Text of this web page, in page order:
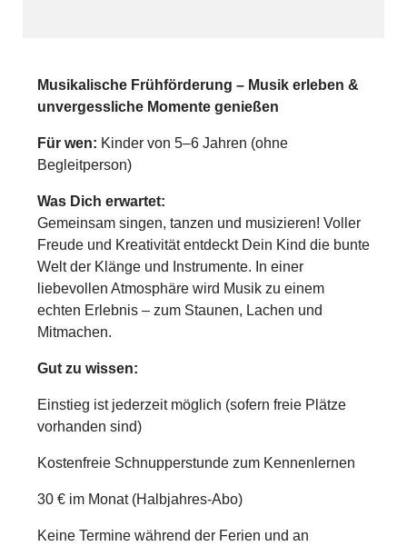
Musikalische Frühförderung – Musik erleben &
unvergessliche Momente genießen
Für wen: Kinder von 5–6 Jahren (ohne
Begleitperson)
Was Dich erwartet:
Gemeinsam singen, tanzen und musizieren! Voller
Freude und Kreativität entdeckt Dein Kind die bunte
Welt der Klänge und Instrumente. In einer
liebevollen Atmosphäre wird Musik zu einem
echten Erlebnis – zum Staunen, Lachen und
Mitmachen.
Gut zu wissen:
Einstieg ist jederzeit möglich (sofern freie Plätze
vorhanden sind)
Kostenfreie Schnupperstunde zum Kennenlernen
30 € im Monat (Halbjahres-Abo)
Keine Termine während der Ferien und an